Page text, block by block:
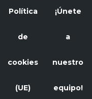
Política
de
cookies
(UE)
¡Únete
a
nuestro
equipo!